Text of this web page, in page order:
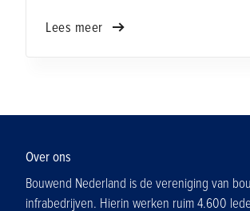
Lees meer
Over ons
Bouwend Nederland is de vereniging van
infrabedrijven. Hierin werken ruim 4.600